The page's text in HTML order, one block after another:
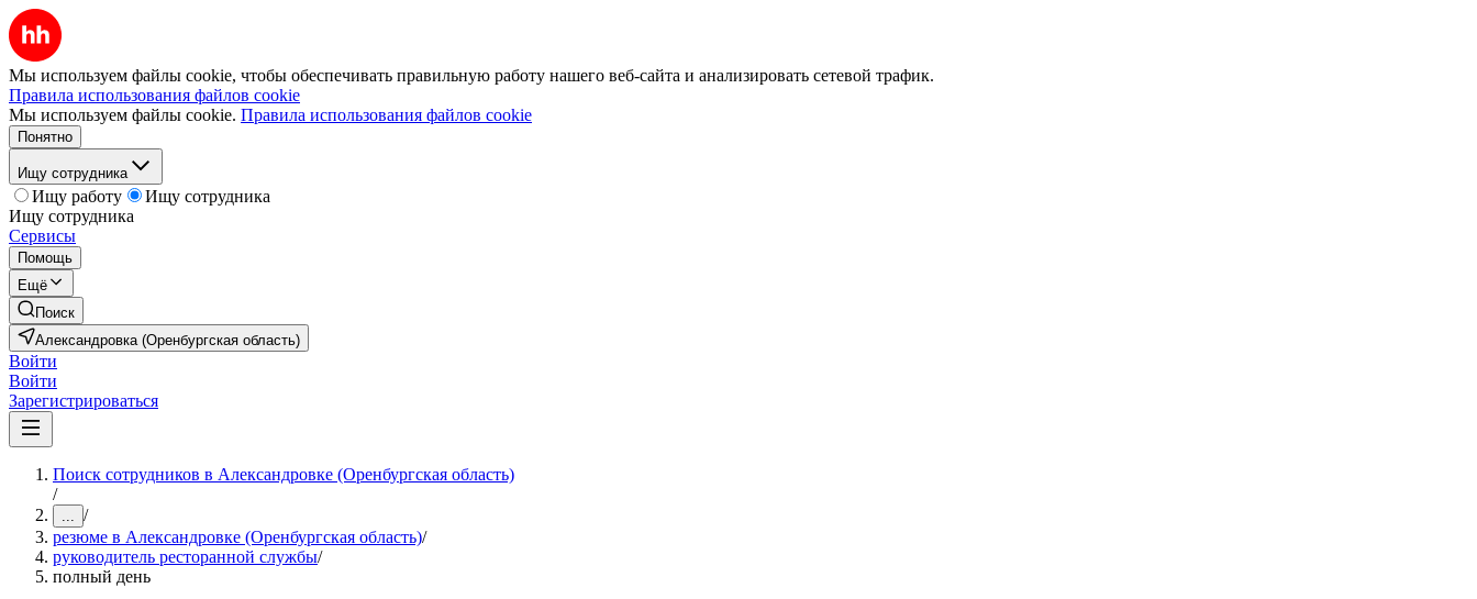
Мы используем файлы cookie, чтобы обеспечивать правильную работу нашего веб-сайта и анализировать сетевой трафик.
Правила использования файлов cookie
Мы используем файлы cookie. Правила использования файлов cookie
Понятно
Ищу сотрудника
Ищу работу
Ищу сотрудника
Ищу сотрудника
Сервисы
Помощь
Ещё
Поиск
Александровка (Оренбургская область)
Войти
Войти
Зарегистрироваться
Поиск сотрудников в Александровке (Оренбургская область)
/
... /
резюме в Александровке (Оренбургская область)/
руководитель ресторанной службы/
полный день